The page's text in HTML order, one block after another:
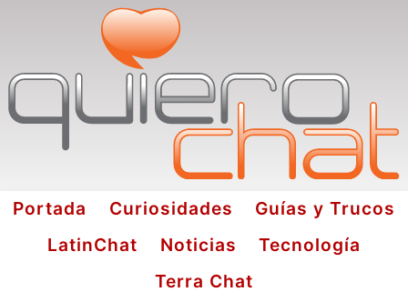
Portada Curiosidades
Guías y Trucos
LatinChat
Noticias
Tecnología
Terra Chat